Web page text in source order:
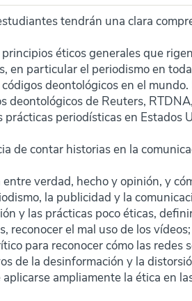
tendrán una clara
éticos generales que
en particular el periodismo en
deontológicos en el
deontológicos de Reuters,
periodísticas en Estados
de contar historias en la
verdad, hecho y opinión, y
la publicidad y la
y las prácticas poco éticas,
reconocer el mal uso de los vídeos;
para reconocer cómo las redes
de la desinformación y la
ampliamente la ética en